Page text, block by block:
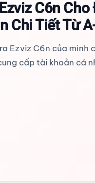
C6n
Chi Tiết Từ
Ezviz C6n của mình
cấp tài khoản cá